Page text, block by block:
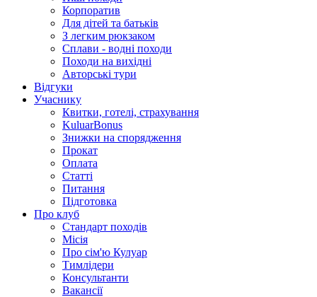
Корпоратив
Для дітей та батьків
З легким рюкзаком
Сплави - водні походи
Походи на вихідні
Авторські тури
Відгуки
Учаснику
Квитки, готелі, страхування
KuluarBonus
Знижки на спорядження
Прокат
Оплата
Статті
Питання
Підготовка
Про клуб
Стандарт походів
Місія
Про сім'ю Кулуар
Тимлідери
Консультанти
Вакансії